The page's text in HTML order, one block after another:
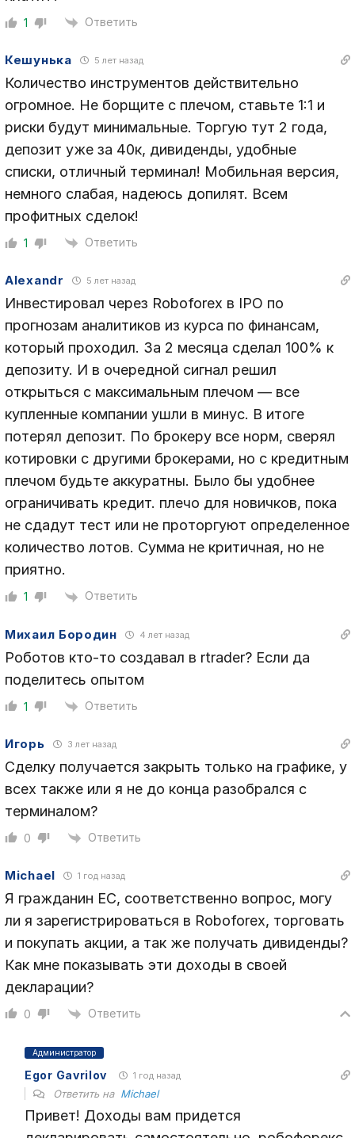
1 Ответить
Кешунька 5 лет назад
Количество инструментов действительно
огромное. Не борщите с плечом, ставьте 1:1 и
риски будут минимальные. Торгую тут 2 года,
депозит уже за 40к, дивиденды, удобные
списки, отличный терминал! Мобильная версия,
немного слабая, надеюсь допилят. Всем
профитных сделок!
1 Ответить
Alexandr 5 лет назад
Инвестировал через Roboforex в IPO по
прогнозам аналитиков из курса по финансам,
который проходил. За 2 месяца сделал 100% к
депозиту. И в очередной сигнал решил
открыться с максимальным плечом — все
купленные компании ушли в минус. В итоге
потерял депозит. По брокеру все норм, сверял
котировки с другими брокерами, но с кредитным
плечом будьте аккуратны. Было бы удобнее
ограничивать кредит. плечо для новичков, пока
не сдадут тест или не проторгуют определенное
количество лотов. Сумма не критичная, но не
приятно.
1 Ответить
Михаил Бородин 4 лет назад
Роботов кто-то создавал в rtrader? Если да
поделитесь опытом
1 Ответить
Игорь 3 лет назад
Сделку получается закрыть только на графике, у
всех также или я не до конца разобрался с
терминалом?
0 Ответить
Michael 1 год назад
Я гражданин ЕС, соответственно вопрос, могу
ли я зарегистрироваться в Roboforex, торговать
и покупать акции, а так же получать дивиденды?
Как мне показывать эти доходы в своей
декларации?
0 Ответить
Администратор
Egor Gavrilov 1 год назад
Ответить на Michael
Привет! Доходы вам придется